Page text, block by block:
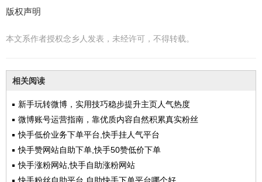
版权声明
本文系作者授权念乡人发表，未经许可，不得转载。
相关阅读
新手玩转微博，实用技巧稳步提升主页人气热度
微博账号运营指南，靠优质内容自然积累真实粉丝
快手低价业务下单平台,快手挂人气平台
快手赞网站自助下单,快手50赞低价下单
快手涨粉网站,快手自助涨粉网站